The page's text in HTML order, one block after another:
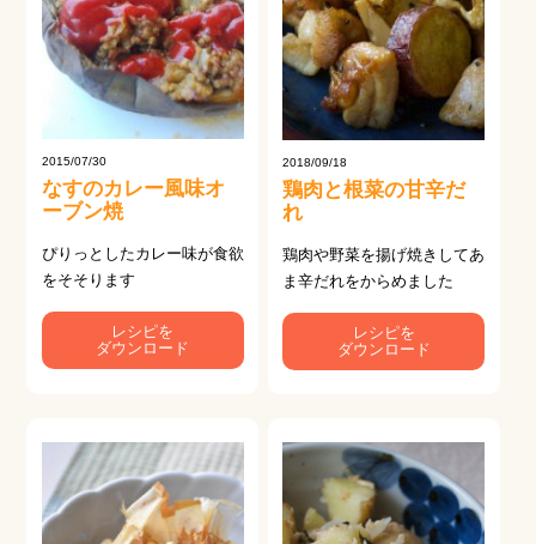
2015/07/30
なすのカレー風味オ
ーブン焼
ぴりっとしたカレー味が食欲
をそそります
レシピを
ダウンロード
2018/09/18
鶏肉と根菜の甘辛だ
れ
鶏肉や野菜を揚げ焼きしてあ
ま辛だれをからめました
レシピを
ダウンロード